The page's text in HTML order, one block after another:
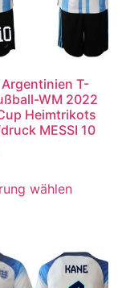
T-
WM 2022
Heimtrikots
MESSI 10
wählen